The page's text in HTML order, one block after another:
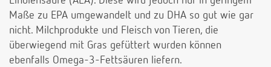
Maße zu EPA umgewandelt und zu DHA so gut wie gar
nicht. Milchprodukte und Fleisch von Tieren, die
überwiegend mit Gras gefüttert wurden können
ebenfalls Omega-3-Fettsäuren liefern.